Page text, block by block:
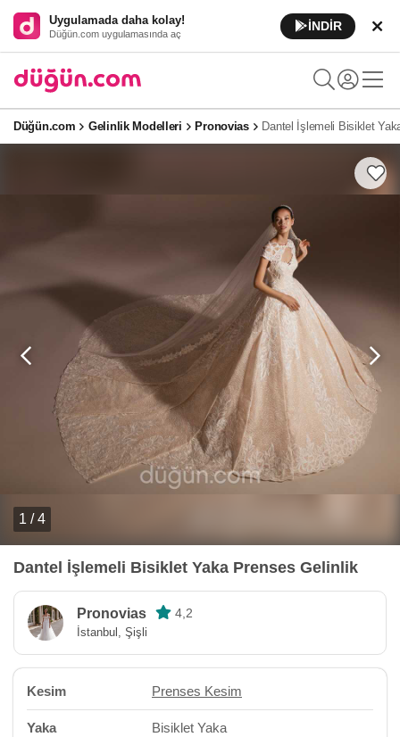
Uygulamada daha kolay!
Düğün.com uygulamasında aç
İNDİR
Düğün.com Gelinlik Modelleri Pronovias Dantel İşlemeli Bisiklet
1 / 4
Dantel İşlemeli Bisiklet Yaka Prenses Gelinlik
Pronovias 4,2
İstanbul, Şişli
Kesim Prenses Kesim
Yaka Bisiklet Yaka